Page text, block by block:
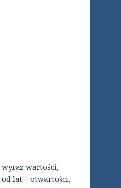
wartości,
lat – otwartości,